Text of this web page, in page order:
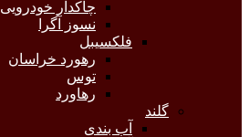
چاکدار خودرویی
نسوز آگرا
فلکسیبل
رهورد خراسان
توس
رهاورد
گلند
آب بندی